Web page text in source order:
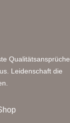
Qualitätsansprüche
Leidenschaft die